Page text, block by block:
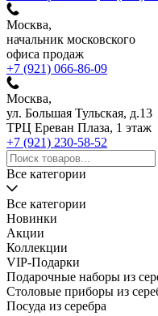
Москва,
начальник московского
офиса продаж
+7 (921) 066-86-09
Москва,
ул. Большая Тульская, д.13
ТРЦ Ереван Плаза, 1 этаж
+7 (921) 230-58-52
Все категории
Все категории
Новинки
Акции
Коллекции
VIP-Подарки
Подарочные наборы из
Столовые приборы из
Посуда из серебра